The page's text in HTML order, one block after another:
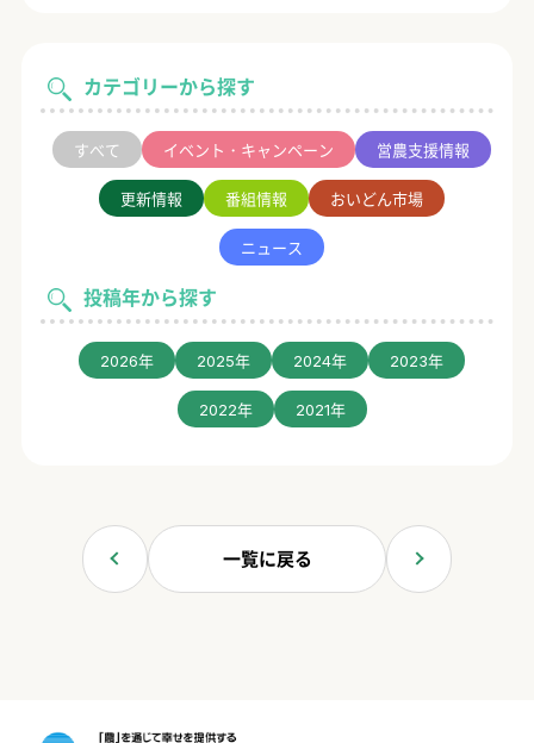
カテゴリーから探す
すべて イベント・キャンペーン 営農支援情報
更新情報 番組情報 おいどん市場
ニュース
投稿年から探す
2026年 2025年 2024年 2023年
2022年 2021年
一覧に戻る